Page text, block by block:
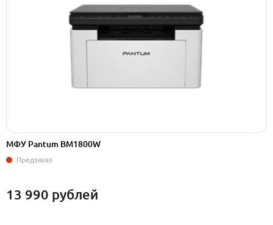
МФУ Pantum BM1800W
Предзаказ
13 990 рублей